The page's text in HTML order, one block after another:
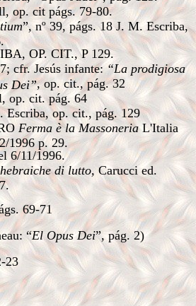
op. cit págs. 79-80.
”, nº 39, págs. 18 J. M. Escriba,
OP. CIT., P 129.
cfr. Jesús infante:“La prodigiosa
Dei”, op. cit., pág. 32
op. cit. pág. 64
op. cit., pág. 129
Ferma è la Massoneria L'Italia
1996 p. 29.
6/11/1996.
che di lutto, Carucci ed.
69-71
“El Opus Dei”, pág. 2)
23